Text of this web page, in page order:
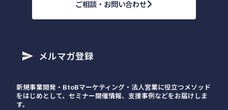
ご相談・お問い合わせ
send メルマガ登録
新規事業開発・BtoBマーケティング・法人営業に役立つメソッド
をはじめとして、セミナー開催情報、支援事例などをお届けしま
す。